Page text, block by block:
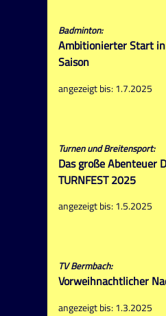
Badminton:
Ambitionierter Start
Saison
angezeigt bis: 1.7.2025
Turnen und Breitensport:
Das große Abenteuer
TURNFEST 2025
angezeigt bis: 1.5.2025
TV Bermbach:
Vorweihnachtlicher
angezeigt bis: 1.3.2025